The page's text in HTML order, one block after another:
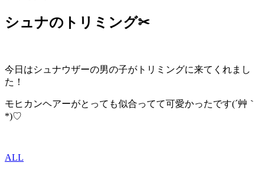
シュナのトリミング✂
今日はシュナウザーの男の子がトリミングに来てくれまし
た！
モヒカンヘアーがとっても似合ってて可愛かったです(´艸｀
*)♡
ALL